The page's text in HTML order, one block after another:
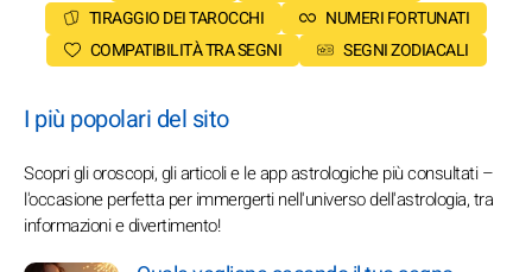
TIRAGGIO DEI TAROCCHI
NUMERI FORTUNATI
COMPATIBILITÀ TRA SEGNI
SEGNI ZODIACALI
I più popolari del sito
Scopri gli oroscopi, gli articoli e le app astrologiche più consultati –
l'occasione perfetta per immergerti nell'universo dell'astrologia, tra
informazioni e divertimento!